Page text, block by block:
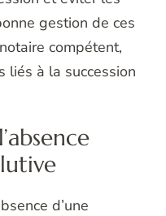
gestion de ces
compétent,
liés à la succession
d’une